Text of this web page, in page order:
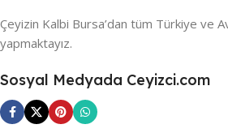
Çeyizin Kalbi Bursa’dan tüm Türkiye ve
yapmaktayız.
Sosyal Medyada Ceyizci.com